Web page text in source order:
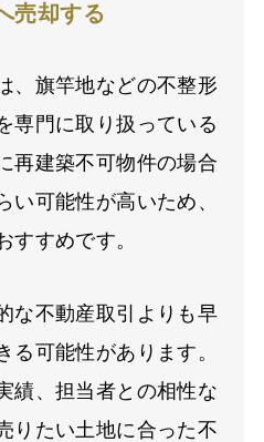
売却する
、旗竿地などの不整形
専門に取り扱っている
再建築不可物件の場合
い可能性が高いため、
すすめです。
な不動産取引よりも早
る可能性があります。
績、担当者との相性な
りたい土地に合った不